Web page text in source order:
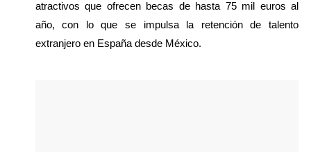
atractivos que ofrecen becas de hasta 75 mil euros al
año, con lo que se impulsa la retención de talento
extranjero en España desde México.